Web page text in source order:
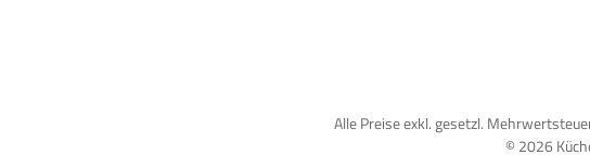
Alle Preise exkl. gesetzl.
© 2026